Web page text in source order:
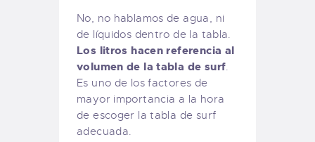
No, no hablamos de agua, ni
de líquidos dentro de la tabla.
Los litros hacen referencia al
volumen de la tabla de surf.
Es uno de los factores de
mayor importancia a la hora
de escoger la tabla de surf
adecuada.